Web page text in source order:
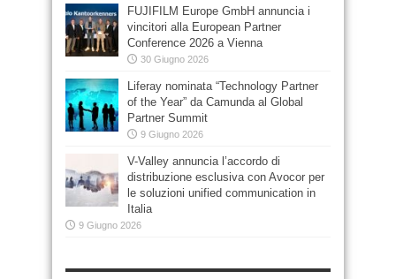
FUJIFILM Europe GmbH annuncia i
vincitori alla European Partner
Conference 2026 a Vienna
30 Giugno 2026
Liferay nominata “Technology Partner
of the Year” da Camunda al Global
Partner Summit
9 Giugno 2026
V-Valley annuncia l’accordo di
distribuzione esclusiva con Avocor per
le soluzioni unified communication in
Italia
9 Giugno 2026